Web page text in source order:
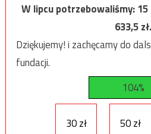
W lipcu potrzebowaliśmy:
633,5zł.
Dziękujemy! i zachęcamy do
fundacji.
104%
30 zł 50 zł